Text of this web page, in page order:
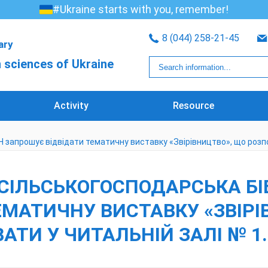
#Ukraine starts with you, remember!
of Ukraine
8 (044) 258-21-45
Activity Resource
відвідати тематичну виставку «Звірівництво», що
ВИСТАВКУ
У ЧИТАЛЬНІЙ ЗАЛІ № 1.